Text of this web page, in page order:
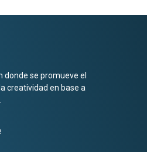
donde se promueve el
creatividad en base a